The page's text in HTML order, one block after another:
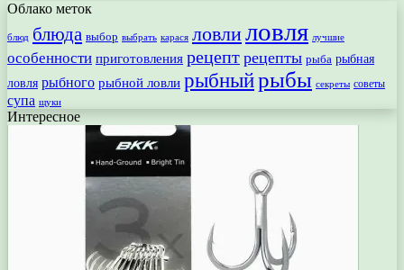
Облако меток
блюд блюда выбор выбрать карася ловлиловля лучшие
особенности приготовления рецепт рецепты рыба рыбная
ловля рыбного рыбной ловли рыбныйрыбы секреты советы
супа щуки
Интересное